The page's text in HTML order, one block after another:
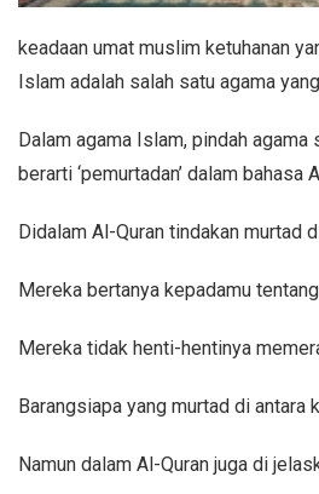
keadaan umat muslim ketuhanan
Islam adalah salah satu agama
Dalam agama Islam, pindah
berarti ‘pemurtadan’ dalam
Didalam Al-Quran tindakan murtad
Mereka bertanya kepadamu
Mereka tidak henti-hentinya
Barangsiapa yang murtad di
Namun dalam Al-Quran juga di